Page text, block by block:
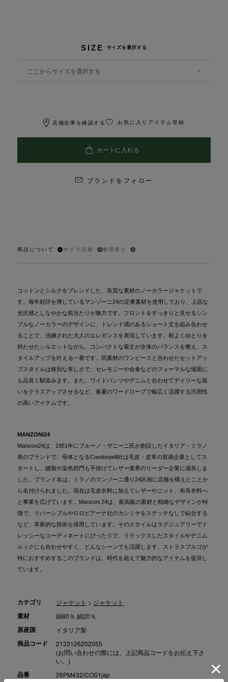
SIZE サイズを選択する
ここからサイズを選択する
店舗在庫を確認する お気に入りアイテム登録
ブランドをフォロー
商品について サイズ詳細 修理承り
コットンとシルクをブレンドした、良質な素材のノーカラージャケットで
す。毎年好評を博しているマンゾーニ24の定番素材を使用しており、上品な
光沢感としなやかな肌当たりが魅力です。フロントをすっきりと見せるシン
プルなノーカラーのデザインに、トレンド感のあるショート丈を組み合わせ
ることで、洗練された大人のエレガンスを表現しています。程よくゆとりを
持たせたシルエットながら、コンパクトな着丈が全体のバランスを整え、ス
タイルアップを叶える一着です。同素材のワンピースと合わせたセットアッ
プスタイルは格別な美しさで、セレモニーや会食などのフォーマルな場面に
も品良く馴染みます。また、ワイドパンツやデニムと合わせてデイリーな装
いをクラスアップさせるなど、春夏のワードローブで幅広く活躍する汎用性
の高いアイテムです。
MANZONI24
Manzoni24は、1951年にブルーノ・ザニーニ氏が創設したイタリア・ミラノ
発のブランドで、母体となるCondorpelli社は毛皮・皮革の貿易企業としてス
タートし、縫製や染色部門も手掛けてレザー業界のリーダー企業に成長しま
した。ブランド名は、ミラノのマンゾーニ通り24区画に店舗を構えたことか
ら名付けられました。現在は毛皮衣料に加えてレザーやニット、布帛衣料へ
と事業を広げています。Manzoni 24は、最高級の素材と精緻なデザインが特
徴で、リバーシブルやロロピアーナ社のカシミヤをステッチなしで結合する
など、革新的な技術を採用しています。そのスタイルはラグジュアリーでド
レッシーなコーディネートにぴったりで、リラックスしたスタイルやデニム
ルックにも合わせやすく、どんなシーンでも活躍します。ストラスブルゴが
特におすすめするこのブランドは、時代を超えて魅力的なアイテムを提供し
ています。
カテゴリ ジャケット > ジャケット
素材 綿80％ 絹20％
原産国 イタリア製
商品コード
2133126202055
(お問い合わせの際には、上記商品コードをお伝え下さ
い。)
品番 26PM432/COS1jap